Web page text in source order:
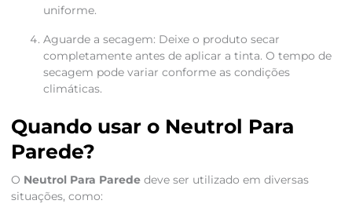
uniforme.
Aguarde a secagem: Deixe o produto secar
completamente antes de aplicar a tinta. O tempo de
secagem pode variar conforme as condições
climáticas.
Quando usar o Neutrol Para
Parede?
O Neutrol Para Parededeve ser utilizado em diversas
situações, como: